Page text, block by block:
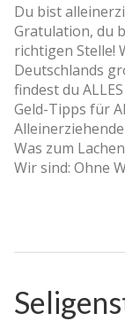
Du bist
Gratulation, du
richtigen Stelle!
Deutschlands
findest du
Geld-Tipps für
Was zum
Wir sind: Ohne